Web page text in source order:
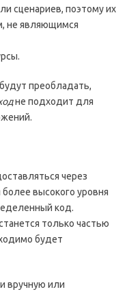
сценариев, поэтому их
не являющимся
преобладать,
не подходит для
через
высокого уровня
код.
только частью
будет
вручную или